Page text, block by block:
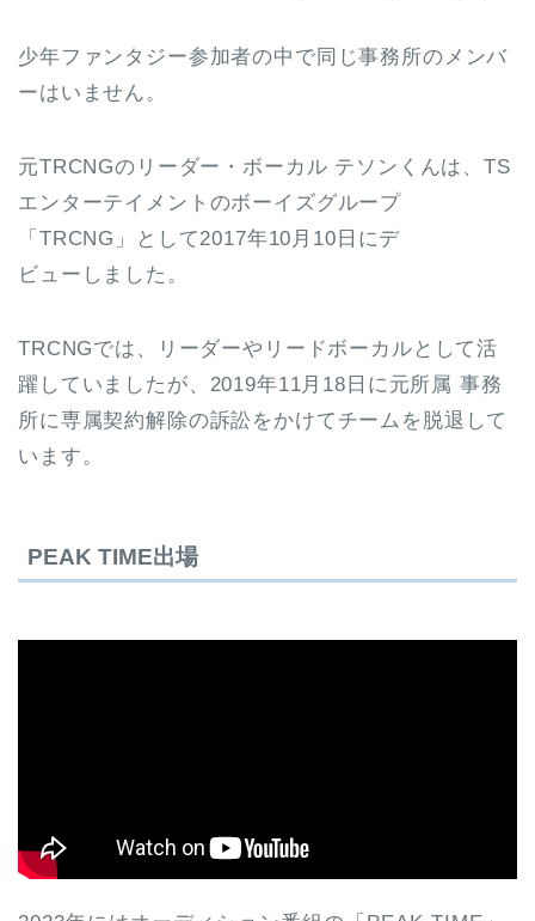
少年ファンタジー参加者の中で同じ事務所のメンバ
ーはいません。
元TRCNGのリーダー・ボーカル テソンくんは、TS
エンターテイメントのボーイズグループ
「TRCNG」として2017年10月10日にデ
ビューしました。
TRCNGでは、リーダーやリードボーカルとして活
躍していましたが、2019年11月18日に元所属 事務
所に専属契約解除の訴訟をかけてチームを脱退して
います。
PEAK TIME出場